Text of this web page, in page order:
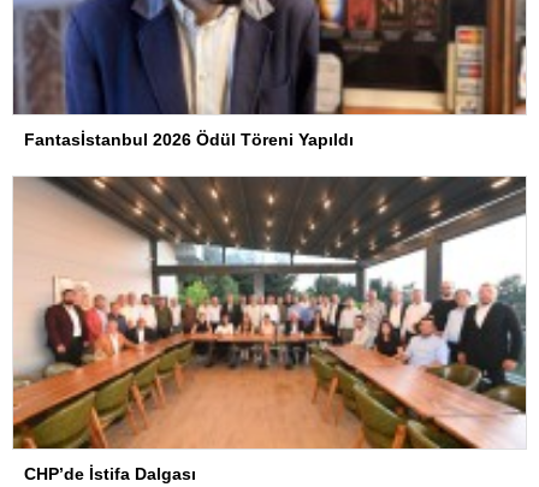
Fantasİstanbul 2026 Ödül Töreni Yapıldı
CHP’de İstifa Dalgası